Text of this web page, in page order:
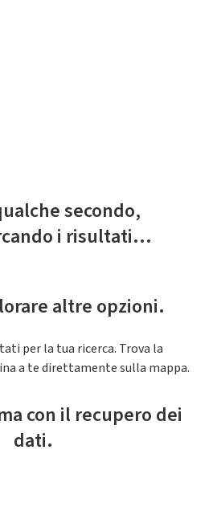
secondo,
i risultati...
altre opzioni.
per la tua ricerca. Trova la
a te direttamente sulla mappa.
con il recupero dei
dati.